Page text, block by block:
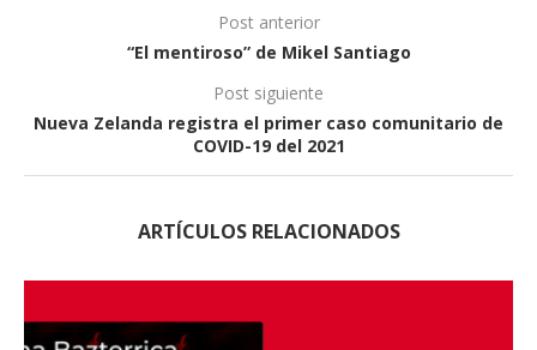
Post anterior
“El mentiroso” de Mikel Santiago
Post siguiente
Nueva Zelanda registra el primer caso comunitario de
COVID-19 del 2021
ARTÍCULOS RELACIONADOS